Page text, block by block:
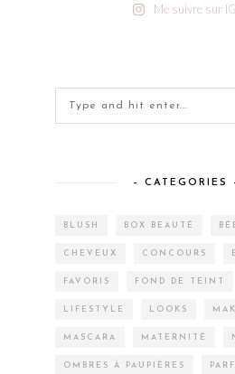
Me suivre sur
– CATEGORIES
BLUSH BOX BEAUTÉ
CHEVEUX CONCOURS
FAVORIS FOND DE TEINT
LIFESTYLE LOOKS
MASCARA MATERNITÉ
OMBRES À PAUPIÈRES